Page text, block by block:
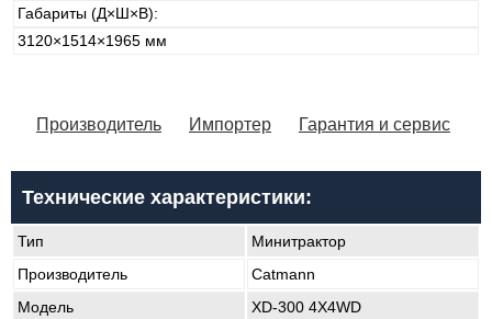
Габариты (Д×Ш×В):
3120×1514×1965 мм
Производитель Импортер Гарантия и сервис
Технические характеристики:
Тип
Минитрактор
Производитель
Catmann
Модель
XD-300 4X4WD